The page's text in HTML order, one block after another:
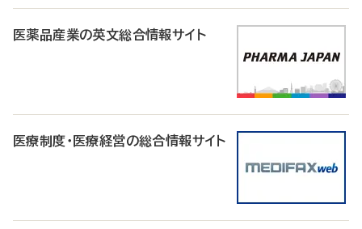
医薬品産業の英文総合情報サイト
医療制度・医療経営の総合情報サイト